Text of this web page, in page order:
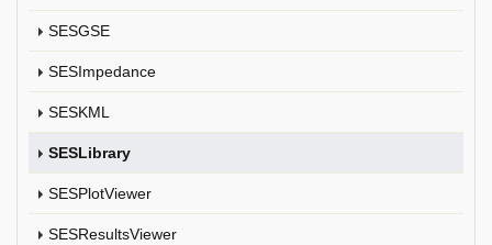
SESGSE
SESImpedance
SESKML
SESLibrary
SESPlotViewer
SESResultsViewer